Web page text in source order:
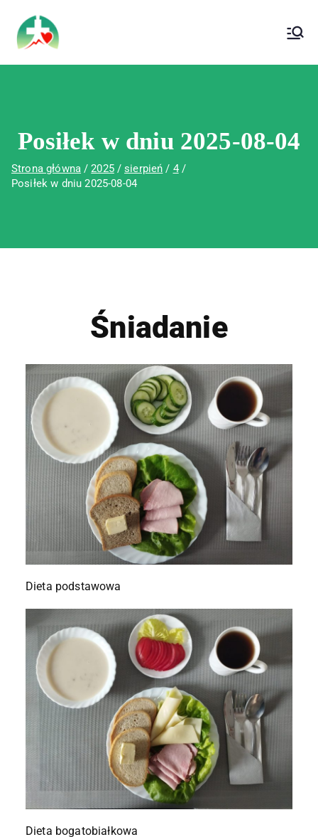
Wojewódzki Szpital Specjalistyczny im.
Św. Rafała w Czerwonej Górze
Posiłek w dniu 2025-08-04
Strona główna 2025 sierpień
4
Posiłek w dniu 2025-08-04
Śniadanie
Dieta podstawowa
Dieta bogatobiałkowa